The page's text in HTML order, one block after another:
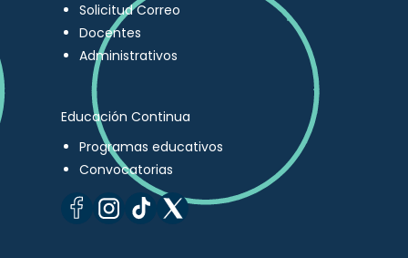
Solicitud Correo
Docentes
Administrativos
Educación Continua
Programas educativos
Convocatorias